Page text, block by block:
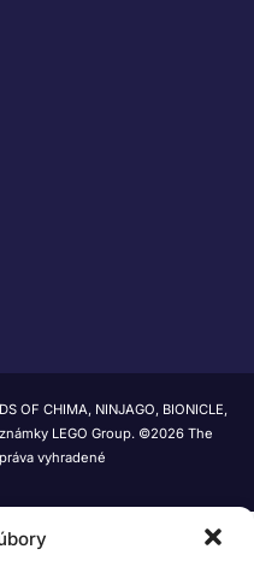
OF CHIMA, NINJAGO, BIONICLE,
LEGO Group. ©2026 The
vyhradené